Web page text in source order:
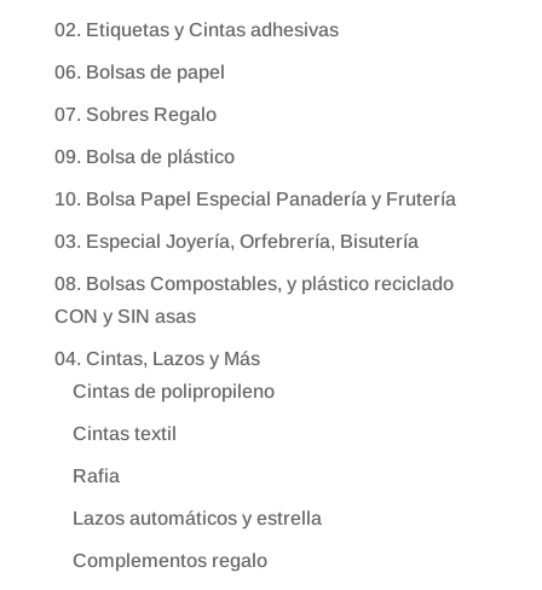
02. Etiquetas y Cintas adhesivas
06. Bolsas de papel
07. Sobres Regalo
09. Bolsa de plástico
10. Bolsa Papel Especial Panadería y Frutería
03. Especial Joyería, Orfebrería, Bisutería
08. Bolsas Compostables, y plástico reciclado
CON y SIN asas
04. Cintas, Lazos y Más
Cintas de polipropileno
Cintas textil
Rafia
Lazos automáticos y estrella
Complementos regalo